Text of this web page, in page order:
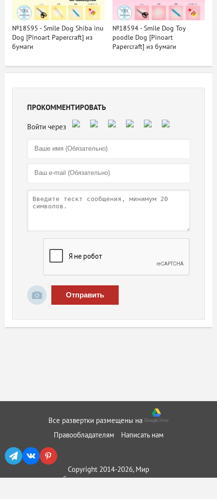
№18595 - Smile Dog Shiba inu
Dog [Pinoart Papercraft] из
бумаги
№18594 - Smile Dog Toy
poodle Dog [Pinoart
Papercraft] из бумаги
ПРОКОММЕНТИРОВАТЬ
Отправить
Все развертки размещены на
Правообладателям
Написать нам
Copyright 2014-2026, Мир
бумажного моделирования ::